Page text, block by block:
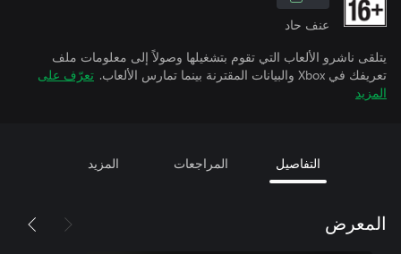
عنف حاد
يتلقى ناشرو الألعاب التي تقوم بتشغيلها وصولاً إلى معلومات ملف
تعريفك في Xbox والبيانات المقترنة بينما تمارس الألعاب.
تعرّف على
المزيد
التفاصيل المراجعات المزيد
المعرض